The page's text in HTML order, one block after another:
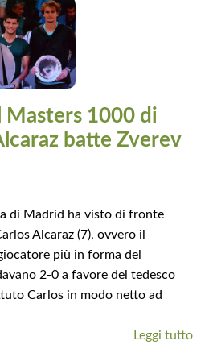
Masters 1000 di
batte Zverev
di Madrid ha visto di fronte
Alcaraz (7), ovvero il
più in forma del
2-0 a favore del tedesco
Carlos in modo netto ad
Leggi tutto